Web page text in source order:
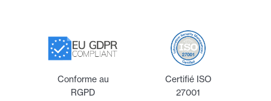
Conforme au
RGPD
Certifié ISO
27001